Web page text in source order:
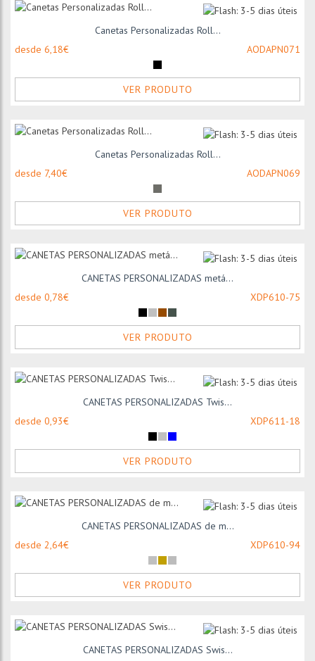
Canetas Personalizadas Roll...
desde 6,18€
AODAPN071
VER PRODUTO
Canetas Personalizadas Roll...
desde 7,40€
AODAPN069
VER PRODUTO
CANETAS PERSONALIZADAS metá...
desde 0,78€
XDP610-75
VER PRODUTO
CANETAS PERSONALIZADAS Twis...
desde 0,93€
XDP611-18
VER PRODUTO
CANETAS PERSONALIZADAS de m...
desde 2,64€
XDP610-94
VER PRODUTO
CANETAS PERSONALIZADAS Swis...